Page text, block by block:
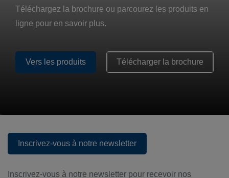
Téléchargez la brochure ou parcourez les produits en
ligne pour en savoir plus.
Vers les produits Télécharger la brochure
Inscrivez-vous à notre newsletter
Inscrivez-vous à notre newsletter pour recevoir nos